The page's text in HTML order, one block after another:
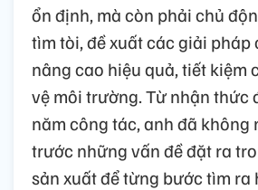
ổn định, mà còn phải chủ
tìm tòi, đề xuất các giải pháp
nâng cao hiệu quả, tiết kiệm
vệ môi trường. Từ nhận thức
năm công tác, anh đã
trước những vấn đề đặt ra
sản xuất để từng bước tìm ra